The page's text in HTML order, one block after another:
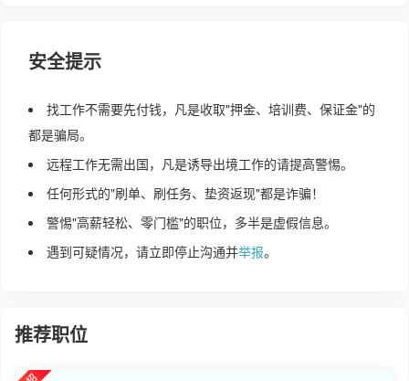
安全提示
找工作不需要先付钱，凡是收取"押金、培训费、保证金"的
都是骗局。
远程工作无需出国，凡是诱导出境工作的请提高警惕。
任何形式的"刷单、刷任务、垫资返现"都是诈骗！
警惕"高薪轻松、零门槛"的职位，多半是虚假信息。
遇到可疑情况，请立即停止沟通并举报。
推荐职位